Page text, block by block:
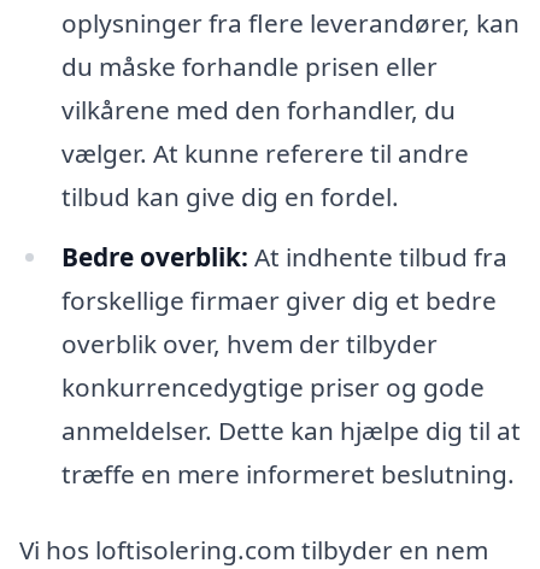
oplysninger fra flere leverandører, kan
du måske forhandle prisen eller
vilkårene med den forhandler, du
vælger. At kunne referere til andre
tilbud kan give dig en fordel.
Bedre overblik: At indhente tilbud fra
forskellige firmaer giver dig et bedre
overblik over, hvem der tilbyder
konkurrencedygtige priser og gode
anmeldelser. Dette kan hjælpe dig til at
træffe en mere informeret beslutning.
Vi hos loftisolering.com tilbyder en nem